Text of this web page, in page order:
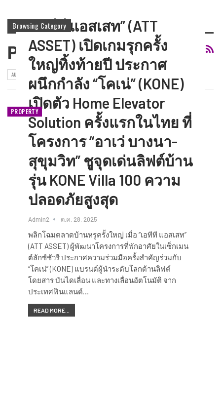
Browsing Category
Property
AUTO CSR FINANCIAL
PROPERTY
“เอทีที แอสเสท” (ATT
ASSET) เปิดเกมรุกครั้ง
ใหญ่ทิ้งท้ายปี ประกาศ
ผนึกกำลัง “โคเน่” (KONE)
เปิดตัว Home Elevator
Solution ครั้งแรกในไทย ที่
โครงการ “อาเว่ บางนา-
สุขุมวิท” ชูจุดเด่นลิฟต์บ้าน
รุ่น KONE Villa 100 ความ
ปลอดภัยสูงสุด
Admin2 ต.ค. 28, 2025
พลิกโฉมตลาดบ้านหรูครั้งใหญ่ เมื่อ “เอทีที แอสเสท”
(ATT ASSET) ผู้พัฒนาโครงการที่พักอาศัยในเซ็กเมน
ต์ลักซ์ชัวรี ประกาศความร่วมมือครั้งสำคัญร่วมกับ
“โคเน่” (KONE) แบรนด์ผู้นำระดับโลกด้านลิฟต์
โดยสาร บันไดเลื่อน และทางเลื่อนอัตโนมัติ จาก
ประเทศฟินแลนด์…
READ MORE...